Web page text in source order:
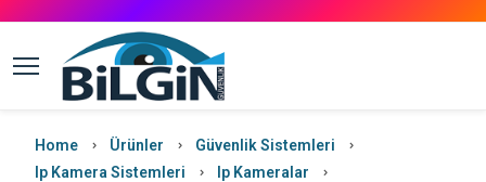
Home Ürünler
Güvenlik Sistemleri
Ip Kamera Sistemleri
Ip Kameralar